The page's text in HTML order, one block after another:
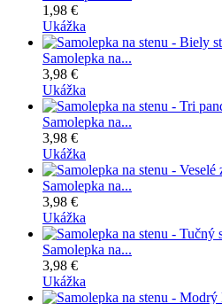
1,98 €
Ukážka
Samolepka na...
3,98 €
Ukážka
Samolepka na...
3,98 €
Ukážka
Samolepka na...
3,98 €
Ukážka
Samolepka na...
3,98 €
Ukážka